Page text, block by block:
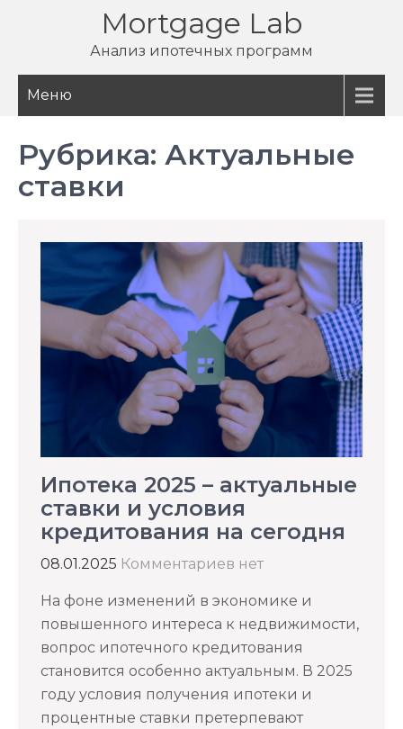
содержимому
Mortgage Lab
Анализ ипотечных программ
Меню
Рубрика: Актуальные
ставки
Ипотека 2025 – актуальные
ставки и условия
кредитования на сегодня
08.01.2025 Комментариев нет
На фоне изменений в экономике и
повышенного интереса к недвижимости,
вопрос ипотечного кредитования
становится особенно актуальным. В 2025
году условия получения ипотеки и
процентные ставки претерпевают